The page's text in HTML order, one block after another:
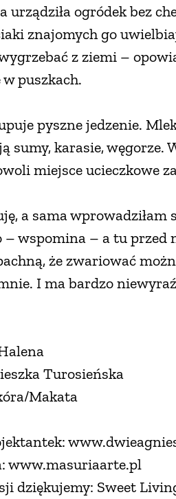
urządziła ogródek bez
znajomych go
z ziemi –
puszkach.
pyszne jedzenie.
sumy, karasie, węgorze.
miejsce ucieczkowe
a sama
wspomina – a tu przed
że zwariować
I ma bardzo
Turosieńska
Makata
www.masuriaarte.pl
dziękujemy: Sweet